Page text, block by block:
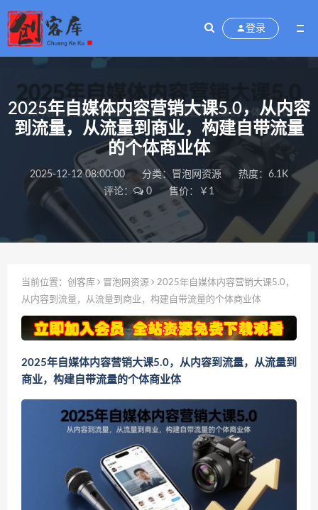
登录
2025年自媒体内容营销大课5.0，从内容
到流量，从流量到商业，构建自带流量
的个体商业体
2025-12-12 08:00:00 分类： 冒泡网资源
热度：6.1K
评论：
0 售价：￥1
当前位置： 创客库 冒泡网资源
2025年自媒体内容营销大课5.0，
从内容到流量，从流量到商业，构建自带流量的个体商业体
2025年自媒体内容营销大课5.0，从内容到流量，从流量到
商业，构建自带流量的个体商业体